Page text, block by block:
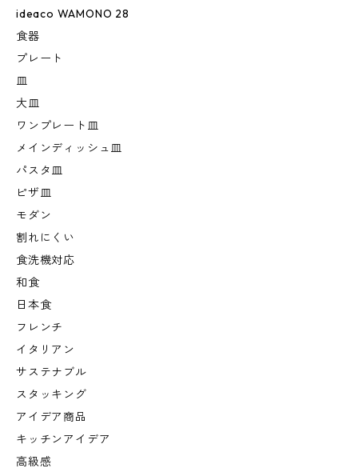
ideaco WAMONO 28
食器
プレート
皿
大皿
ワンプレート皿
メインディッシュ皿
パスタ皿
ピザ皿
モダン
割れにくい
食洗機対応
和食
日本食
フレンチ
イタリアン
サステナブル
スタッキング
アイデア商品
キッチンアイデア
高級感